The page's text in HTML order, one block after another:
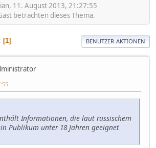
11. August 2013, 21:27:55
betrachten dieses Thema.
1 BENUTZER-AKTIONEN
Informationen, die laut russischem
Publikum unter 18 Jahren geeignet